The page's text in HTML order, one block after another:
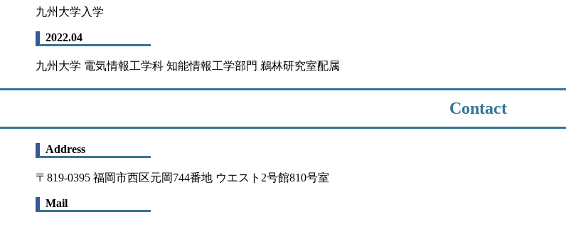
九州大学入学
2022.04
九州大学 電気情報工学科 知能情報工学部門 鵜林研究室配属
Contact
Address
〒819-0395 福岡市西区元岡744番地 ウエスト2号館810号室
Mail